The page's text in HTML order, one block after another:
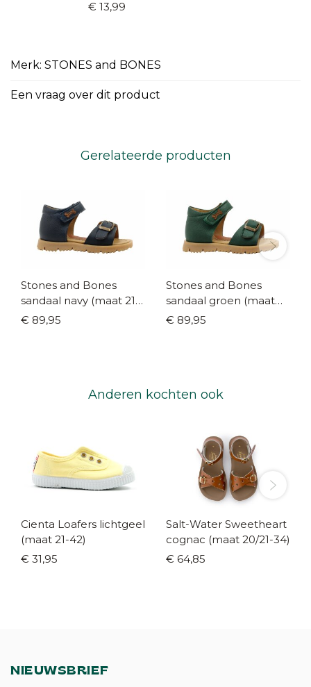
€ 13,99
Merk: STONES and BONES
Een vraag over dit product
Gerelateerde producten
Stones and Bones
sandaal navy (maat 21-
29)
€ 89,95
Stones and Bones
sandaal groen (maat
21-29)
€ 89,95
Anderen kochten ook
Cienta Loafers lichtgeel
(maat 21-42)
€ 31,95
Salt-Water Sweetheart
cognac (maat 20/21-34)
€ 64,85
NIEUWSBRIEF